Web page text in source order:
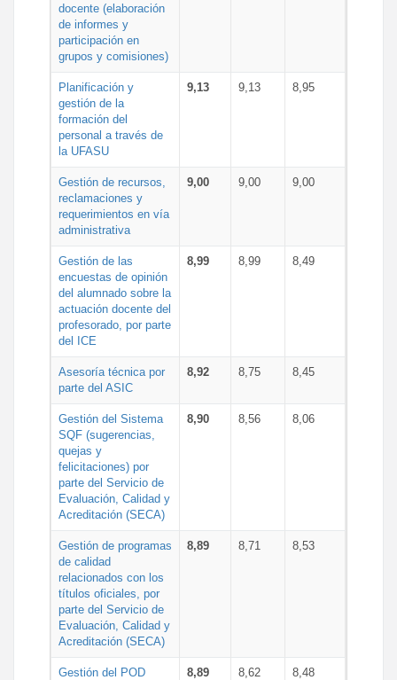
docente (elaboración
de informes y
participación en
grupos y comisiones)
Planificación y
gestión de la
formación del
personal a través de
la UFASU
9,13 9,13 8,95
Gestión de recursos,
reclamaciones y
requerimientos en vía
administrativa
9,00 9,00 9,00
Gestión de las
encuestas de opinión
del alumnado sobre la
actuación docente del
profesorado, por parte
del ICE
8,99 8,99 8,49
Asesoría técnica por
parte del ASIC
8,92 8,75 8,45
Gestión del Sistema
SQF (sugerencias,
quejas y
felicitaciones) por
parte del Servicio de
Evaluación, Calidad y
Acreditación (SECA)
8,90 8,56 8,06
Gestión de programas
de calidad
relacionados con los
títulos oficiales, por
parte del Servicio de
Evaluación, Calidad y
Acreditación (SECA)
8,89 8,71 8,53
Gestión del POD 8,89 8,62 8,48